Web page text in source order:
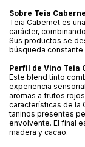
Sobre Teia
Teia Cabernet es
carácter,
Sus productos se
búsqueda
Perfil de Vino Teia
Este blend tinto
experiencia
aromas a frutos
características de la
taninos presentes
envolvente. El final
madera y cacao.